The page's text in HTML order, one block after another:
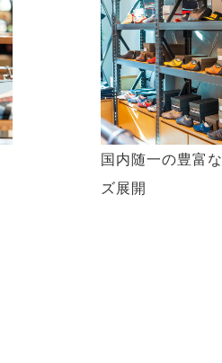
国内随一の豊富
ズ展開